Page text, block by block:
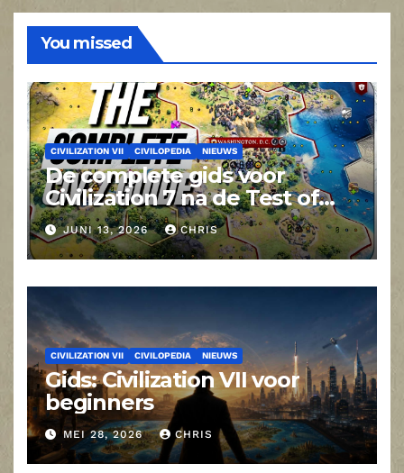
You missed
CIVILIZATION VII CIVILOPEDIA NIEUWS
De complete gids voor
Civilization 7 na de Test of
Time-update
JUNI 13, 2026 CHRIS
CIVILIZATION VII CIVILOPEDIA NIEUWS
Gids: Civilization VII voor
beginners
MEI 28, 2026 CHRIS